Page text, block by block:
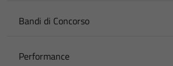
Bandi di Concorso
Performance